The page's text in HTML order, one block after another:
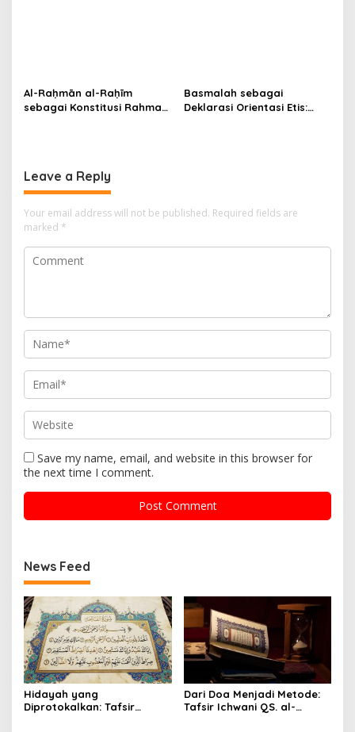
Al-Raḥmān al-Raḥīm
sebagai Konstitusi Rahmah:
Basmalah sebagai
Deklarasi Orientasi Etis:
Leave a Reply
Your email address will not be published. Required fields are
marked *
Save my name, email, and website in this browser for
the next time I comment.
News Feed
Hidayah yang
Diprotokalkan: Tafsir
Dari Doa Menjadi Metode:
Tafsir Ichwani QS. al-